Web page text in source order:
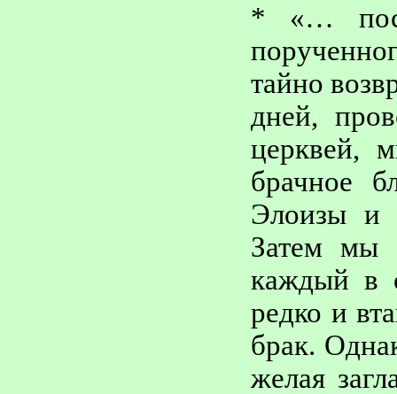
* «…
тайно
дней,
церквей,
брачное
Элоизы и
Затем мы
каждый в
редко и
брак.
желая